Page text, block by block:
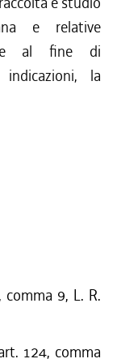
e relative
al fine di
indicazioni, la
9, L. R.
124, comma